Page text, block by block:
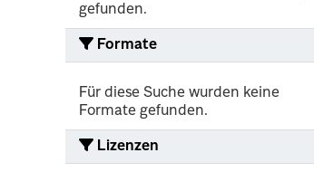
gefunden.
Formate
Für diese Suche wurden keine
Formate gefunden.
Lizenzen